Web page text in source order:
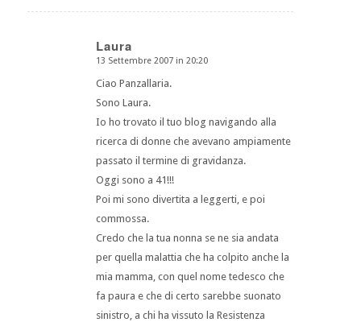
Laura
dice:
13 Settembre 2007 in 20:20
Ciao Panzallaria.
Sono Laura.
Io ho trovato il tuo blog navigando alla
ricerca di donne che avevano ampiamente
passato il termine di gravidanza.
Oggi sono a 41!!!
Poi mi sono divertita a leggerti, e poi
commossa.
Credo che la tua nonna se ne sia andata
per quella malattia che ha colpito anche la
mia mamma, con quel nome tedesco che
fa paura e che di certo sarebbe suonato
sinistro, a chi ha vissuto la Resistenza